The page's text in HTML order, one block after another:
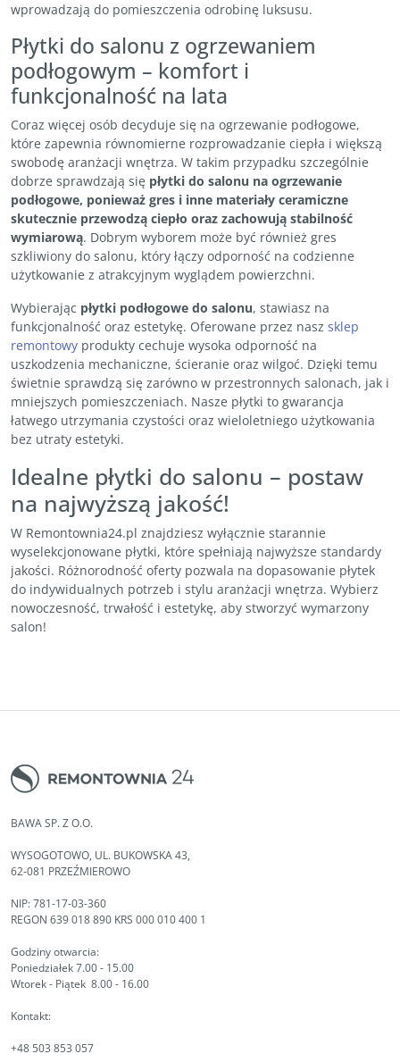
wprowadzają do pomieszczenia odrobinę luksusu.
Płytki do salonu z ogrzewaniem
podłogowym – komfort i
funkcjonalność na lata
Coraz więcej osób decyduje się na ogrzewanie podłogowe,
które zapewnia równomierne rozprowadzanie ciepła i większą
swobodę aranżacji wnętrza. W takim przypadku szczególnie
dobrze sprawdzają się płytki do salonu na ogrzewanie
podłogowe, ponieważ gres i inne materiały ceramiczne
skutecznie przewodzą ciepło oraz zachowują stabilność
wymiarową. Dobrym wyborem może być również gres
szkliwiony do salonu, który łączy odporność na codzienne
użytkowanie z atrakcyjnym wyglądem powierzchni.
Wybierając płytki podłogowe do salonu, stawiasz na
funkcjonalność oraz estetykę. Oferowane przez nasz sklep
remontowy produkty cechuje wysoka odporność na
uszkodzenia mechaniczne, ścieranie oraz wilgoć. Dzięki temu
świetnie sprawdzą się zarówno w przestronnych salonach, jak i
mniejszych pomieszczeniach. Nasze płytki to gwarancja
łatwego utrzymania czystości oraz wieloletniego użytkowania
bez utraty estetyki.
Idealne płytki do salonu – postaw
na najwyższą jakość!
W Remontownia24.pl znajdziesz wyłącznie starannie
wyselekcjonowane płytki, które spełniają najwyższe standardy
jakości. Różnorodność oferty pozwala na dopasowanie płytek
do indywidualnych potrzeb i stylu aranżacji wnętrza. Wybierz
nowoczesność, trwałość i estetykę, aby stworzyć wymarzony
salon!
BAWA SP. Z O.O.
WYSOGOTOWO, UL. BUKOWSKA 43,
62-081 PRZEŹMIEROWO
NIP: 781-17-03-360
REGON 639 018 890 KRS 000 010 400 1
Godziny otwarcia:
Poniedziałek 7.00 - 15.00
Wtorek - Piątek 8.00 - 16.00
Kontakt:
+48 503 853 057